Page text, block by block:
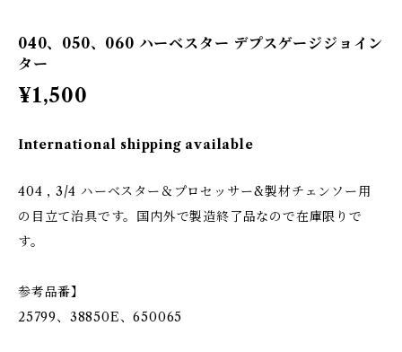
040、050、060 ハーベスター デプスゲージジョイン
ター
¥1,500
International shipping available
404 , 3/4 ハーベスター＆プロセッサー&製材チェンソー用
の目立て治具です。国内外で製造終了品なので在庫限りで
す。
参考品番】
25799、38850E、650065